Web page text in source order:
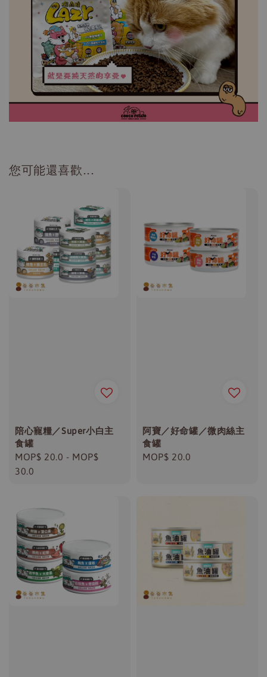
您可能還喜歡...
陪心寵糧／Super小白主
食罐
Regular
price
MOP$ 20.0 - MOP$
30.0
阿寶／好命罐／微肉絲主
食罐
Regular
MOP$ 20.0